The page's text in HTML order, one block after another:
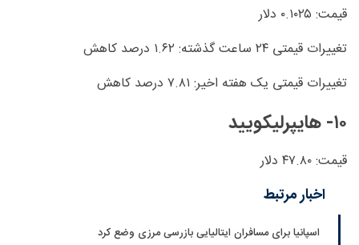
قیمت: ۰.۱۰۲۵ دلار
تغییرات قیمتی ۲۴ ساعت گذشته: ۱.۶۲ درصد کاهش
تغییرات قیمتی یک هفته اخیر: ۷.۸۱ درصد کاهش
۱۰- هایپرلیکویید
قیمت: ۴۷.۸۰ دلار
اخبار مرتبط
اسپانیا برای مسافران ایتالیایی بازرسی مرزی وضع کرد